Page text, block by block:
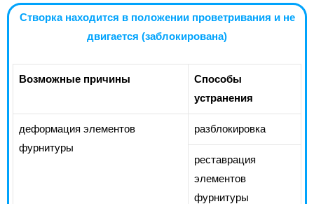
Створка находится в положении проветривания и не
двигается (заблокирована)
Возможные причины
Способы
устранения
деформация элементов
фурнитуры
разблокировка
реставрация
элементов
фурнитуры